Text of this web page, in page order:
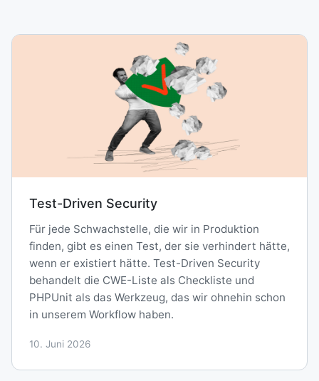
Test-Driven Security
Für jede Schwachstelle, die wir in Produktion
finden, gibt es einen Test, der sie verhindert hätte,
wenn er existiert hätte. Test-Driven Security
behandelt die CWE-Liste als Checkliste und
PHPUnit als das Werkzeug, das wir ohnehin schon
in unserem Workflow haben.
10. Juni 2026